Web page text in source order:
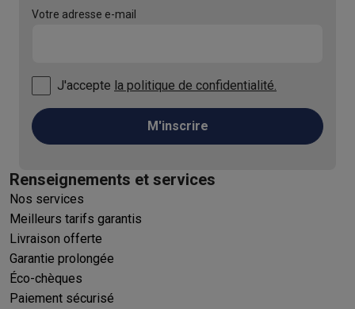
Votre adresse e-mail
J'accepte la politique de confidentialité.
M'inscrire
Renseignements et services
Nos services
Meilleurs tarifs garantis
Livraison offerte
Garantie prolongée
Éco-chèques
Paiement sécurisé